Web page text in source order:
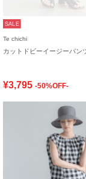
SALE
Te chichi
¥3,795 -50%OFF-